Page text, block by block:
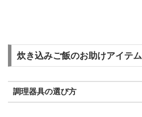
炊き込みご飯のお助けアイテム
調理器具の選び方